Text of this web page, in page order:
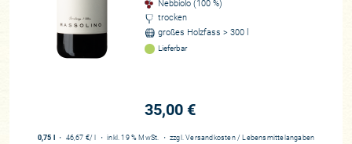
Nebbiolo (100 %)
trocken
großes Holzfass > 300 l
Lieferbar
35,00 €
0,75 l ・ 46,67 €/ l ・inkl. 19 % MwSt. ・ zzgl.Versandkosten / Lebensmittelangaben